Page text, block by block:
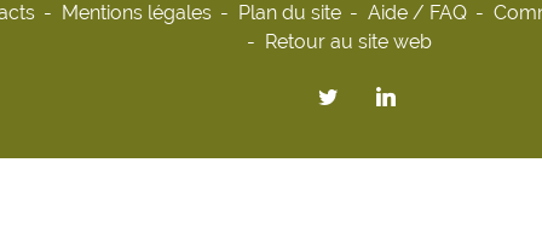
Mentions légales Plan du site Aide / FAQ
Retour au site web